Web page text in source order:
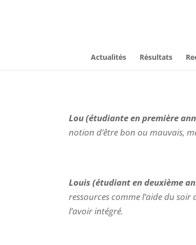
Actualités Résultats
Lou (étudiante en première
notion d’être bon ou mauvais,
Louis (étudiant en deuxième
ressources comme l’aide du
l’avoir intégré.